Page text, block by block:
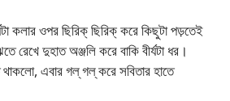
কলার ওপর ছিরিক্ ছিরিক্ করে কিছুটা পড়তেই
রেখে দুহাত অঞ্জলি করে বাকি বীর্যটা ধর।
থাকলো, এবার গল্ গল্ করে সবিতার হাতে